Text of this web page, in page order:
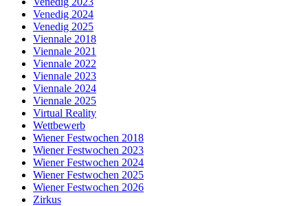
Venedig 2024
Venedig 2025
Viennale 2018
Viennale 2021
Viennale 2022
Viennale 2023
Viennale 2024
Viennale 2025
Virtual Reality
Wettbewerb
Wiener Festwochen 2018
Wiener Festwochen 2023
Wiener Festwochen 2024
Wiener Festwochen 2025
Wiener Festwochen 2026
Zirkus